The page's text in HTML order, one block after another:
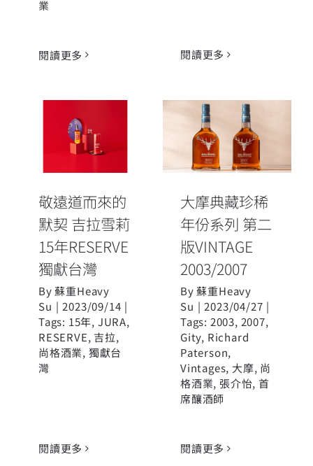
業
閱讀更多 閱讀更多
敬遠道而來的
默契 吉拉雪莉
敬遠道而來的
默契 吉拉雪莉
15年RESERVE
獨獻台灣
By蘇重Heavy
Su | 2023/09/14 |
Tags: 15年, JURA,
RESERVE, 吉拉,
尚格酒業, 獨獻台
灣
閱讀更多
大摩典藏珍稀
年份系列 第二
版VINTAGE
大摩典藏珍稀
年份系列 第二
版VINTAGE
2003/2007
By蘇重Heavy
Su | 2023/04/27 |
Tags: 2003, 2007,
Gity, Richard
Paterson,
Vintages, 大摩, 尚
格酒業, 張介怡, 首
席釀酒師
閱讀更多